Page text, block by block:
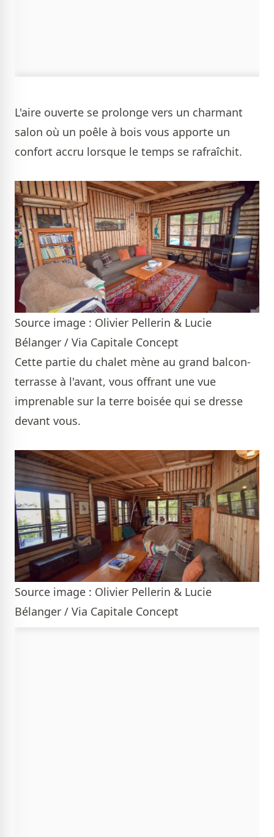
L'aire ouverte se prolonge vers un charmant
salon où un poêle à bois vous apporte un
confort accru lorsque le temps se rafraîchit.
Source image : Olivier Pellerin & Lucie
Bélanger / Via Capitale Concept
Cette partie du chalet mène au grand balcon-
terrasse à l'avant, vous offrant une vue
imprenable sur la terre boisée qui se dresse
devant vous.
Source image : Olivier Pellerin & Lucie
Bélanger / Via Capitale Concept